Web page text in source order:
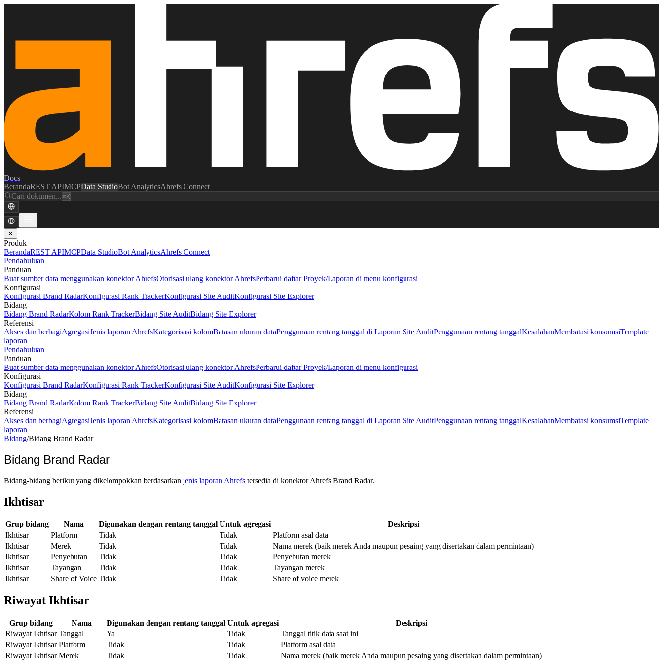
Docs
BerandaREST APIMCPData StudioBot AnalyticsAhrefs Connect
Cari dokumen...⌘K
✕
Produk
BerandaREST APIMCPData StudioBot AnalyticsAhrefs Connect
Pendahuluan
Panduan
Buat sumber data menggunakan konektor AhrefsOtorisasi ulang konektor AhrefsPerbarui daftar Proyek/Laporan di menu konfigurasi
Konfigurasi
Konfigurasi Brand RadarKonfigurasi Rank TrackerKonfigurasi Site AuditKonfigurasi Site Explorer
Bidang
Bidang Brand RadarKolom Rank TrackerBidang Site AuditBidang Site Explorer
Referensi
Akses dan berbagiAgregasiJenis laporan AhrefsKategorisasi kolomBatasan ukuran dataPenggunaan rentang tanggal di Laporan Site AuditPenggunaan rentang tanggalKesalahanMembatasi konsumsiTemplate
laporan
Pendahuluan
Panduan
Buat sumber data menggunakan konektor AhrefsOtorisasi ulang konektor AhrefsPerbarui daftar Proyek/Laporan di menu konfigurasi
Konfigurasi
Konfigurasi Brand RadarKonfigurasi Rank TrackerKonfigurasi Site AuditKonfigurasi Site Explorer
Bidang
Bidang Brand RadarKolom Rank TrackerBidang Site AuditBidang Site Explorer
Referensi
Akses dan berbagiAgregasiJenis laporan AhrefsKategorisasi kolomBatasan ukuran dataPenggunaan rentang tanggal di Laporan Site AuditPenggunaan rentang tanggalKesalahanMembatasi konsumsiTemplate
laporan
Bidang/Bidang Brand Radar
Bidang Brand Radar
Bidang-bidang berikut yang dikelompokkan berdasarkan jenis laporan Ahrefs tersedia di konektor Ahrefs Brand Radar.
Ikhtisar
Grup bidang Nama Digunakan dengan rentang tanggal Untuk agregasi
Deskripsi
Ikhtisar
Platform Tidak Tidak
Platform asal data
Ikhtisar
Merek Tidak Tidak
Nama merek (baik merek Anda maupun pesaing yang disertakan dalam permintaan)
Ikhtisar
Penyebutan Tidak Tidak
Penyebutan merek
Ikhtisar
Tayangan Tidak Tidak
Tayangan merek
Ikhtisar
Share of Voice Tidak Tidak Share of voice merek
Riwayat Ikhtisar
Grup bidang Nama Digunakan dengan rentang tanggal Untuk agregasi
Deskripsi
Riwayat Ikhtisar Tanggal Ya Tidak
Tanggal titik data saat ini
Riwayat Ikhtisar Platform Tidak Tidak
Platform asal data
Riwayat Ikhtisar Merek Tidak Tidak
Nama merek (baik merek Anda maupun pesaing yang disertakan dalam permintaan)